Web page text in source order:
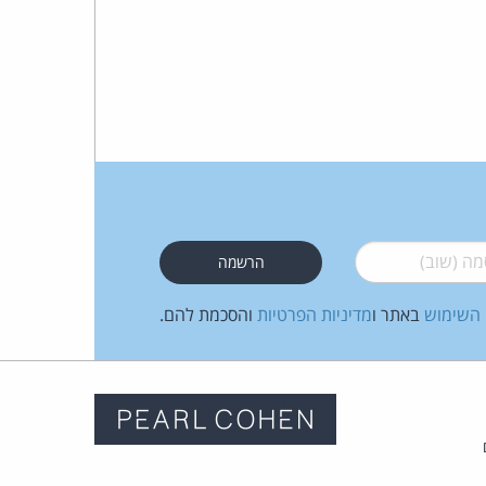
(שוב)*
השימוש באתר ומדיניות הפרטיות והסכמת להם.